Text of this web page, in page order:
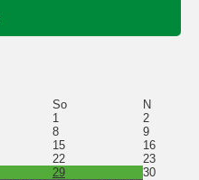
So
N
1
2
8
9
15
16
22
23
29 30